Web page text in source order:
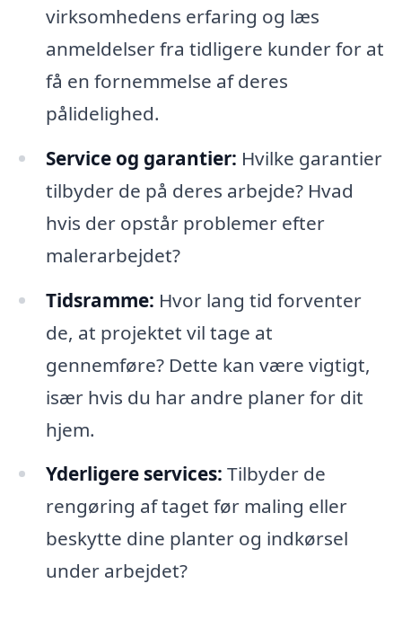
virksomhedens erfaring og læs
anmeldelser fra tidligere kunder for at
få en fornemmelse af deres
pålidelighed.
Service og garantier: Hvilke garantier
tilbyder de på deres arbejde? Hvad
hvis der opstår problemer efter
malerarbejdet?
Tidsramme: Hvor lang tid forventer
de, at projektet vil tage at
gennemføre? Dette kan være vigtigt,
især hvis du har andre planer for dit
hjem.
Yderligere services: Tilbyder de
rengøring af taget før maling eller
beskytte dine planter og indkørsel
under arbejdet?